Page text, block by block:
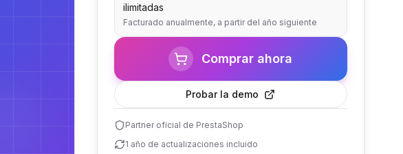
ilimitadas
Facturado anualmente, a partir del año siguiente
Comprar ahora
Probar la demo
Partner oficial de PrestaShop
1 año de actualizaciones incluido